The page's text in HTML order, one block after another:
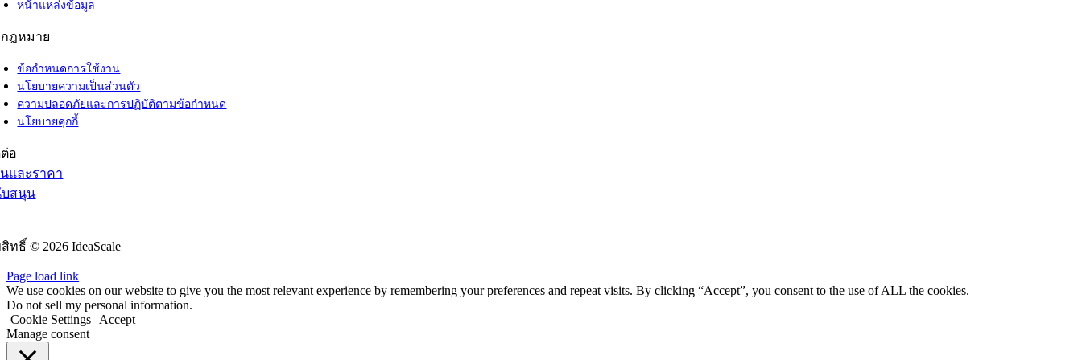
หน้าแหล่งข้อมูล
ฎหมาย
ข้อกำหนดการใช้งาน
นโยบายความเป็นส่วนตัว
ความปลอดภัยและการปฏิบัติตามข้อกำหนด
นโยบายคุกกี้
อ
และราคา
สนุน
ทธิ์ © 2026 IdeaScale
Page load link
We use cookies on our website to give you the most relevant experience by remembering your preferences and repeat visits. By clicking “Accept”, you consent to the use of ALL the cookies.
Do not sell my personal information.
Cookie Settings
Accept
Manage consent